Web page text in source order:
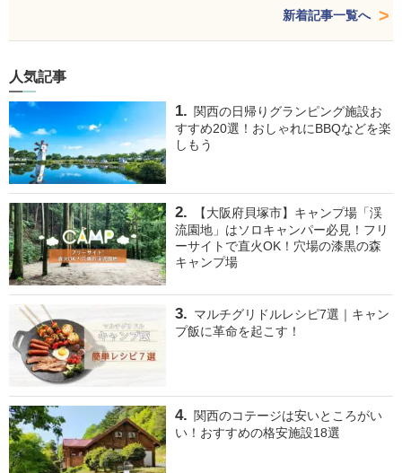
新着記事一覧へ
人気記事
関西の日帰りグランピング施設お
すすめ20選！おしゃれにBBQなどを楽
しもう
【大阪府貝塚市】キャンプ場「渓
流園地」はソロキャンパー必見！フリ
ーサイトで直火OK！穴場の漆黒の森
キャンプ場
マルチグリドルレシピ7選｜キャン
プ飯に革命を起こす！
関西のコテージは安いところがい
い！おすすめの格安施設18選